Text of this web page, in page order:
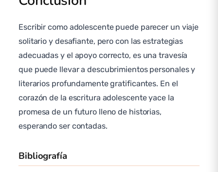
Escribir como adolescente puede parecer un viaje
solitario y desafiante, pero con las estrategias
adecuadas y el apoyo correcto, es una travesía
que puede llevar a descubrimientos personales y
literarios profundamente gratificantes. En el
corazón de la escritura adolescente yace la
promesa de un futuro lleno de historias,
esperando ser contadas.
Bibliografía